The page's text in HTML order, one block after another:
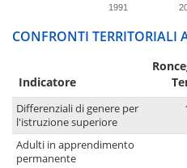
1991
CONFRONTI TERRITORIALI
Indicatore
Differenziali di genere per
l'istruzione superiore
Adulti in apprendimento
permanente